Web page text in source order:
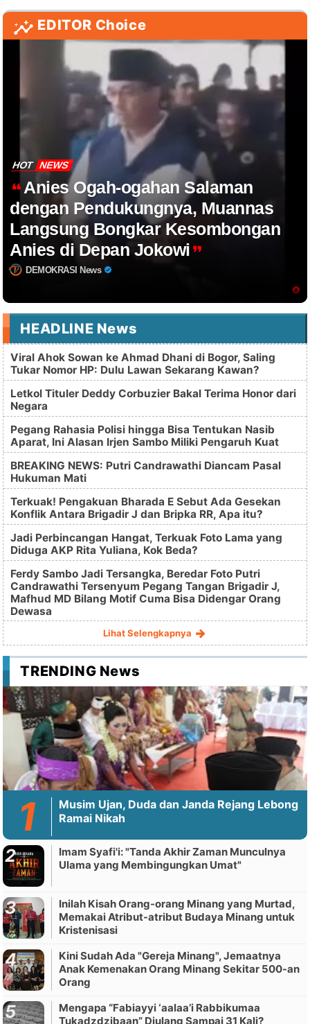
EDITOR Choice
HOT NEWS
Anies Ogah-ogahan Salaman
dengan Pendukungnya, Muannas
Langsung Bongkar Kesombongan
Anies di Depan Jokowi
DEMOKRASI News
HEADLINE News
Viral Ahok Sowan ke Ahmad Dhani di Bogor, Saling
Tukar Nomor HP: Dulu Lawan Sekarang Kawan?
Letkol Tituler Deddy Corbuzier Bakal Terima Honor dari
Negara
Pegang Rahasia Polisi hingga Bisa Tentukan Nasib
Aparat, Ini Alasan Irjen Sambo Miliki Pengaruh Kuat
BREAKING NEWS: Putri Candrawathi Diancam Pasal
Hukuman Mati
Terkuak! Pengakuan Bharada E Sebut Ada Gesekan
Konflik Antara Brigadir J dan Bripka RR, Apa itu?
Jadi Perbincangan Hangat, Terkuak Foto Lama yang
Diduga AKP Rita Yuliana, Kok Beda?
Ferdy Sambo Jadi Tersangka, Beredar Foto Putri
Candrawathi Tersenyum Pegang Tangan Brigadir J,
Mafhud MD Bilang Motif Cuma Bisa Didengar Orang
Dewasa
Lihat Selengkapnya
TRENDING News
Musim Ujan, Duda dan Janda Rejang Lebong
Ramai Nikah
Imam Syafi'i: "Tanda Akhir Zaman Munculnya
Ulama yang Membingungkan Umat"
Inilah Kisah Orang-orang Minang yang Murtad,
Memakai Atribut-atribut Budaya Minang untuk
Kristenisasi
Kini Sudah Ada "Gereja Minang", Jemaatnya
Anak Kemenakan Orang Minang Sekitar 500-an
Orang
Mengapa “Fabiayyi ‘aalaa’i Rabbikumaa
Tukadzdzibaan” Diulang Sampai 31 Kali?